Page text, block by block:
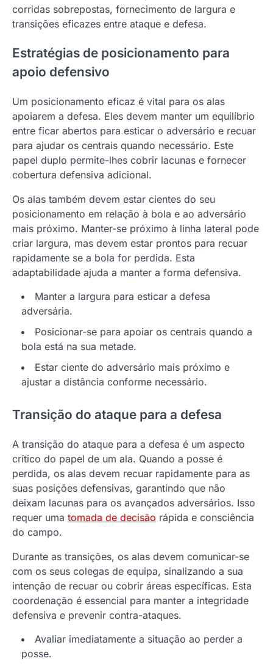
corridas sobrepostas, fornecimento de largura e
transições eficazes entre ataque e defesa.
Estratégias de posicionamento para
apoio defensivo
Um posicionamento eficaz é vital para os alas
apoiarem a defesa. Eles devem manter um equilíbrio
entre ficar abertos para esticar o adversário e recuar
para ajudar os centrais quando necessário. Este
papel duplo permite-lhes cobrir lacunas e fornecer
cobertura defensiva adicional.
Os alas também devem estar cientes do seu
posicionamento em relação à bola e ao adversário
mais próximo. Manter-se próximo à linha lateral pode
criar largura, mas devem estar prontos para recuar
rapidamente se a bola for perdida. Esta
adaptabilidade ajuda a manter a forma defensiva.
Manter a largura para esticar a defesa
adversária.
Posicionar-se para apoiar os centrais quando a
bola está na sua metade.
Estar ciente do adversário mais próximo e
ajustar a distância conforme necessário.
Transição do ataque para a defesa
A transição do ataque para a defesa é um aspecto
crítico do papel de um ala. Quando a posse é
perdida, os alas devem recuar rapidamente para as
suas posições defensivas, garantindo que não
deixam lacunas para os avançados adversários. Isso
requer uma tomada de decisão rápida e consciência
do campo.
Durante as transições, os alas devem comunicar-se
com os seus colegas de equipa, sinalizando a sua
intenção de recuar ou cobrir áreas específicas. Esta
coordenação é essencial para manter a integridade
defensiva e prevenir contra-ataques.
Avaliar imediatamente a situação ao perder a
posse.